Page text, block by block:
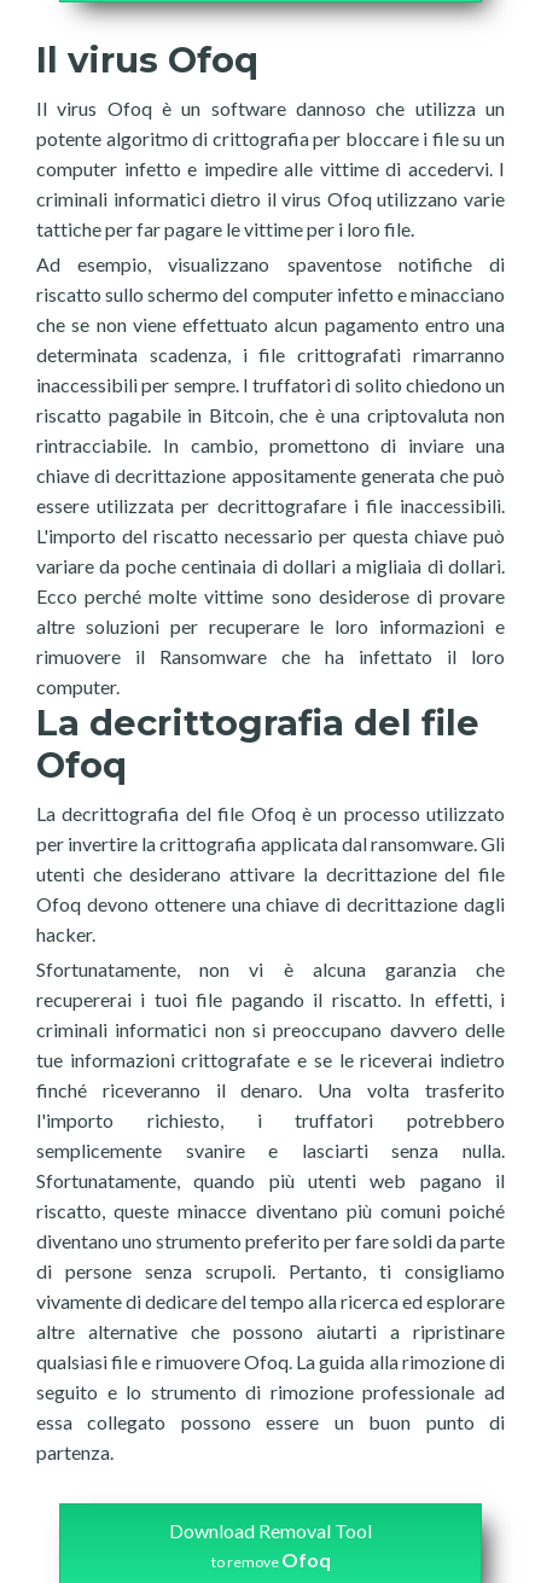
Il virus Ofoq
Il virus Ofoq è un software dannoso che utilizza un
potente algoritmo di crittografia per bloccare i file su un
computer infetto e impedire alle vittime di accedervi. I
criminali informatici dietro il virus Ofoq utilizzano varie
tattiche per far pagare le vittime per i loro file.
Ad esempio, visualizzano spaventose notifiche di
riscatto sullo schermo del computer infetto e minacciano
che se non viene effettuato alcun pagamento entro una
determinata scadenza, i file crittografati rimarranno
inaccessibili per sempre. I truffatori di solito chiedono un
riscatto pagabile in Bitcoin, che è una criptovaluta non
rintracciabile. In cambio, promettono di inviare una
chiave di decrittazione appositamente generata che può
essere utilizzata per decrittografare i file inaccessibili.
L'importo del riscatto necessario per questa chiave può
variare da poche centinaia di dollari a migliaia di dollari.
Ecco perché molte vittime sono desiderose di provare
altre soluzioni per recuperare le loro informazioni e
rimuovere il Ransomware che ha infettato il loro
computer.
La decrittografia del file
Ofoq
La decrittografia del file Ofoq è un processo utilizzato
per invertire la crittografia applicata dal ransomware. Gli
utenti che desiderano attivare la decrittazione del file
Ofoq devono ottenere una chiave di decrittazione dagli
hacker.
Sfortunatamente, non vi è alcuna garanzia che
recupererai i tuoi file pagando il riscatto. In effetti, i
criminali informatici non si preoccupano davvero delle
tue informazioni crittografate e se le riceverai indietro
finché riceveranno il denaro. Una volta trasferito
l'importo richiesto, i truffatori potrebbero
semplicemente svanire e lasciarti senza nulla.
Sfortunatamente, quando più utenti web pagano il
riscatto, queste minacce diventano più comuni poiché
diventano uno strumento preferito per fare soldi da parte
di persone senza scrupoli. Pertanto, ti consigliamo
vivamente di dedicare del tempo alla ricerca ed esplorare
altre alternative che possono aiutarti a ripristinare
qualsiasi file e rimuovere Ofoq. La guida alla rimozione di
seguito e lo strumento di rimozione professionale ad
essa collegato possono essere un buon punto di
partenza.
Download Removal Tool
to remove Ofoq